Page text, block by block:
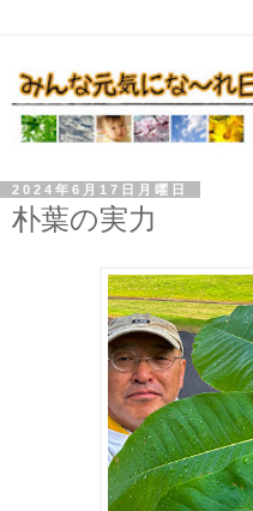
2024年6月17日月曜日
朴葉の実力